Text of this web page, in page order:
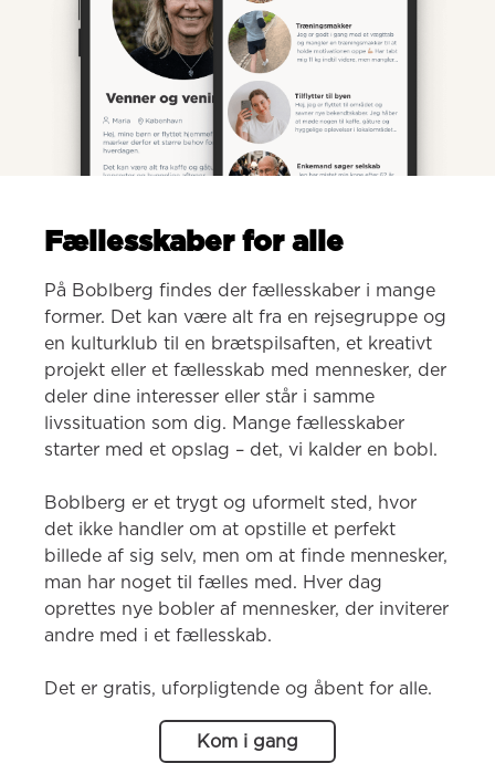
Fællesskaber for alle
På Boblberg findes der fællesskaber i mange
former. Det kan være alt fra en rejsegruppe og
en kulturklub til en brætspilsaften, et kreativt
projekt eller et fællesskab med mennesker, der
deler dine interesser eller står i samme
livssituation som dig. Mange fællesskaber
starter med et opslag – det, vi kalder en bobl.
Boblberg er et trygt og uformelt sted, hvor
det ikke handler om at opstille et perfekt
billede af sig selv, men om at finde mennesker,
man har noget til fælles med. Hver dag
oprettes nye bobler af mennesker, der inviterer
andre med i et fællesskab.
Det er gratis, uforpligtende og åbent for alle.
Kom i gang